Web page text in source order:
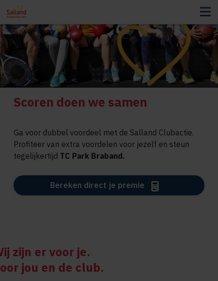
Scoren doen we samen
Ga voor dubbel voordeel met de Salland Clubactie.
Profiteer van extra voordelen voor jezelf en steun
tegelijkertijd TC Park Braband.
Bereken direct je premie
zijn er voor je.
jou en de club.